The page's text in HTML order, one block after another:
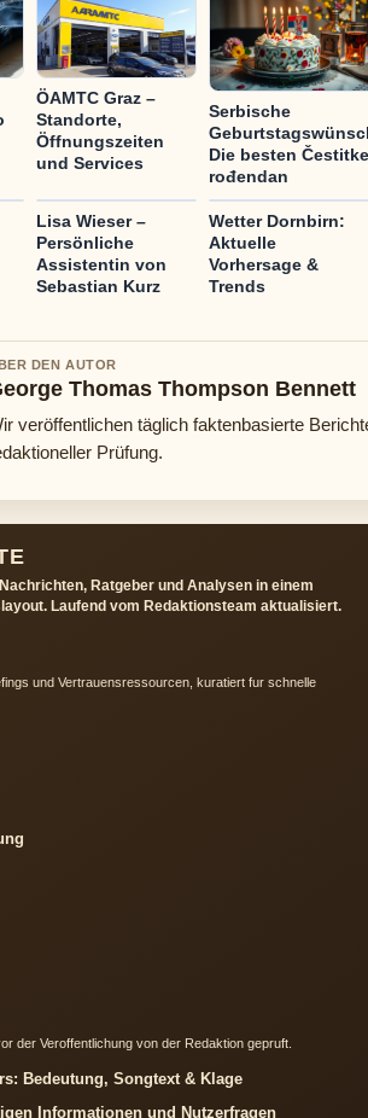
ÖAMTC Graz –
Standorte,
Öffnungszeiten
und Services
Serbische
Die besten
rođendan
Lisa Wieser –
Persönliche
Assistentin von
Sebastian Kurz
Wetter Dornbirn:
Aktuelle
Vorhersage &
Trends
DEN AUTOR
Thomas Thompson Bennett
veröffentlichen täglich faktenbasierte
Prüfung.
Ratgeber und Analysen in einem
Laufend vom Redaktionsteam aktualisiert.
und Vertrauensressourcen, kuratiert fur schnelle
der Veroffentlichung von der Redaktion gepruft.
Bedeutung, Songtext & Klage
Informationen und Nutzerfragen